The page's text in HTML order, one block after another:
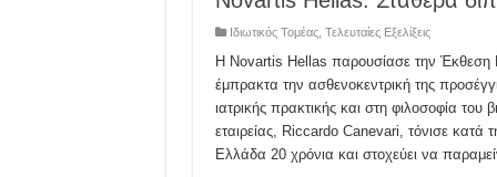
Ιδιωτικός Τομέας, Τελευταίες Εξελίξεις
Η Novartis Hellas παρουσίασε την Έκθεση
έμπρακτα την ασθενοκεντρική της
ιατρικής πρακτικής και στη φιλοσοφία
εταιρείας, Riccardo Canevari, τόνισε κατά
Ελλάδα 20 χρόνια και στοχεύει να